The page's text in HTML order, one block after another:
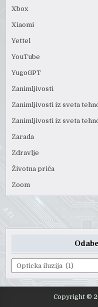
Xbox
Xiaomi
Yettel
YouTube
YugoGPT
Zanimljivosti
Zanimljivosti iz sveta
Zanimljivosti iz sveta
Zarada
Zdravlje
Životna priča
Zoom
Odaberite
predmet:
Copyright ©